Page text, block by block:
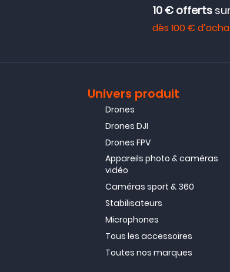
10 € offerts
dès 100 €
Univers produit
Drones
Drones DJI
Drones FPV
Appareils photo & caméras
vidéo
Caméras sport & 360
Stabilisateurs
Microphones
Tous les accessoires
Toutes nos marques